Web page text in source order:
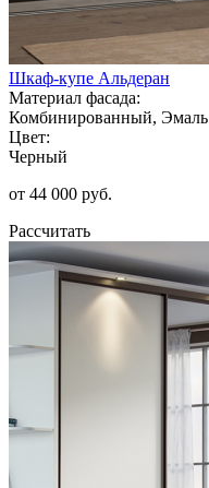
Шкаф-купе Альдеран
Материал фасада:
Комбинированный, Эмаль
Цвет:
Черный
от 44 000 руб.
Рассчитать